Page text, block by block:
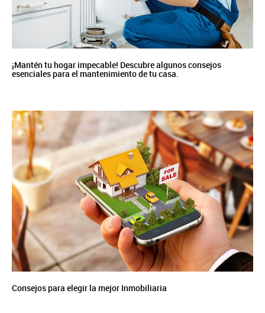
¡Mantén tu hogar impecable! Descubre algunos consejos
esenciales para el mantenimiento de tu casa.
Consejos para elegir la mejor Inmobiliaria